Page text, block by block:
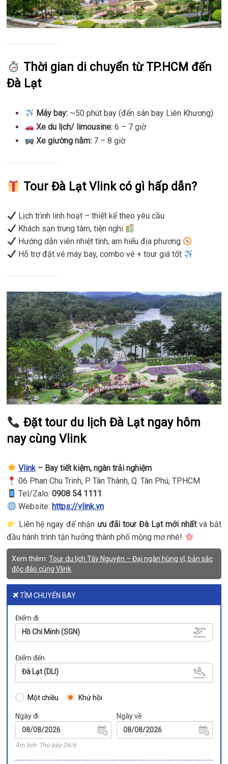
Thời gian di chuyển từ TP.HCM đến
Đà Lạt
Máy bay:~50 phút bay (đến sân bay Liên Khương)
Xe du lịch/ limousine:6 – 7 giờ
Xe giường nằm:7 – 8 giờ
Tour Đà Lạt Vlink có gì hấp dẫn?
Lịch trình linh hoạt – thiết kế theo yêu cầu
Khách sạn trung tâm, tiện nghi
Hướng dẫn viên nhiệt tình, am hiểu địa phương
Hỗ trợ đặt vé máy bay, combo vé + tour giá tốt
Đặt tour du lịch Đà Lạt ngay hôm
nay cùng Vlink
Vlink– Bay tiết kiệm, ngàn trải nghiệm
06 Phan Chu Trinh, P. Tân Thành, Q. Tân Phú, TP.HCM
Tel/Zalo: 0908 54 1111
Website: https://vlink.vn
Liên hệ ngay để nhận ưu đãi tour Đà Lạt mới nhấtvà bắt
đầu hành trình tận hưởng thành phố mộng mơ nhé!
Xem thêm:Tour du lịch Tây Nguyên – Đại ngàn hùng vĩ, bản sắc
độc đáo cùng Vlink
TÌM CHUYẾN BAY
Điểm đi
Hồ Chí Minh (SGN)
Điểm đến
Đà Lạt (DLI)
Một chiều Khứ hồi
Ngày đi
Âm lịch: Thứ bảy 26/6
Ngày về